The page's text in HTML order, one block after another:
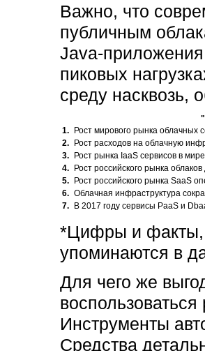
Важно, что
публичным
Java-
пиковых
среду насквозь,
1. Рост мирового рынка облачных
2. Рост расходов на облачную
3. Рост рынка IaaS сервисов в
4. Рост российского рынка
5. Рост российского рынка SaaS
6. Облачная инфраструктура
7. В 2017 году сервисы PaaS и
*Цифры и факты,
упоминаются в
Для чего же
Инструменты
Средства